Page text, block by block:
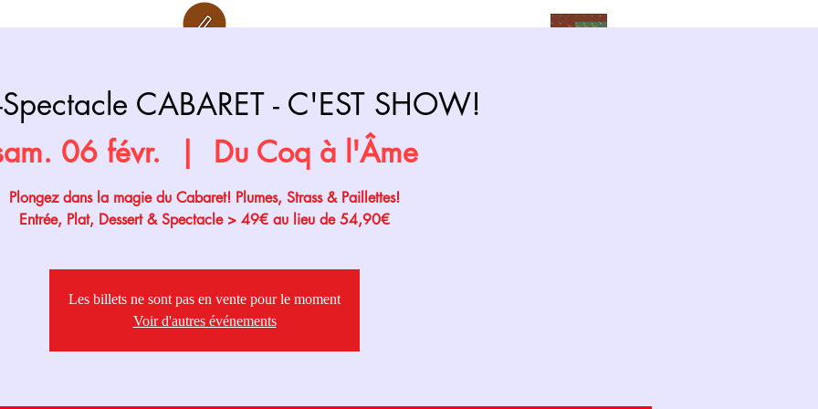
CABARET - C'EST SHOW!
06 févr. Du Coq à l'Âme
Plongez dans la magie du Cabaret! Plumes, Strass & Paillettes!
Entrée, Plat, Dessert & Spectacle > 49€ au lieu de 54,90€
Les billets ne sont pas en vente pour le moment
Voir d'autres événements